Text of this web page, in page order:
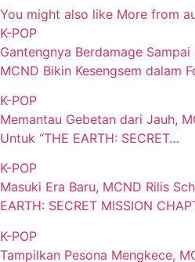
You might also like More from
K-POP
Gantengnya Berdamage
MCND Bikin Kesengsem dalam
K-POP
Memantau Gebetan dari Jauh,
Untuk “THE EARTH: SECRET…
K-POP
Masuki Era Baru, MCND Rilis
EARTH: SECRET MISSION
K-POP
Tampilkan Pesona Mengkece,